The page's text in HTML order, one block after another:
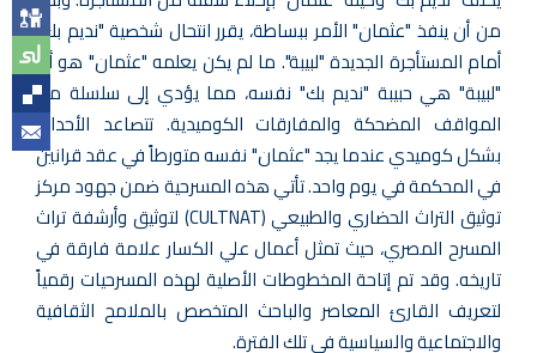
من أن ينفذ "عثمان" الأمر ببساطة، يقرر انتحال شخصية "نديم بك"
أمام المستأجرة الجديدة "لبيبة". ما لم يكن يعلمه "عثمان" هو أن
"لبيبة" هي حبيبة "نديم بك" نفسه، مما يؤدي إلى سلسلة من
المواقف المضحكة والمفارقات الكوميدية. تتصاعد الأحداث
بشكل كوميدي عندما يجد "عثمان" نفسه متورطاً في عقد قرانين
في المحكمة في يوم واحد. تأتي هذه المسرحية ضمن جهود مركز
توثيق التراث الحضاري والطبيعي (CULTNAT) لتوثيق وأرشفة تراث
المسرح المصري، حيث تمثل أعمال علي الكسار علامة فارقة في
تاريخه. وقد تم إتاحة المخطوطات الأصلية لهذه المسرحيات رقمياً
لتعريف القارئ المعاصر والباحث المتخصص بالملامح الثقافية
والاجتماعية والسياسية في تلك الفترة.